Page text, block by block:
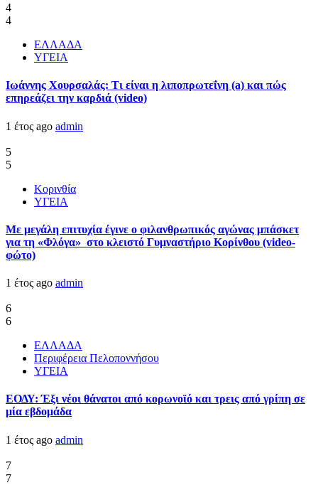
4
4
ΕΛΛΑΔΑ
ΥΓΕΙΑ
Ιωάννης Χουρσαλάς: Τι είναι η λιποπρωτεΐνη (a) και πώς
επηρεάζει την καρδιά (video)
1 έτος ago admin
5
5
Κορινθία
ΥΓΕΙΑ
Με μεγάλη επιτυχία έγινε ο φιλανθρωπικός αγώνας μπάσκετ
για τη «Φλόγα» στο κλειστό Γυμναστήριο Κορίνθου (video-
φώτο)
1 έτος ago admin
6
6
ΕΛΛΑΔΑ
Περιφέρεια Πελοποννήσου
ΥΓΕΙΑ
ΕΟΔΥ: Έξι νέοι θάνατοι από κορωνοϊό και τρεις από γρίπη σε
μία εβδομάδα
1 έτος ago admin
7
7